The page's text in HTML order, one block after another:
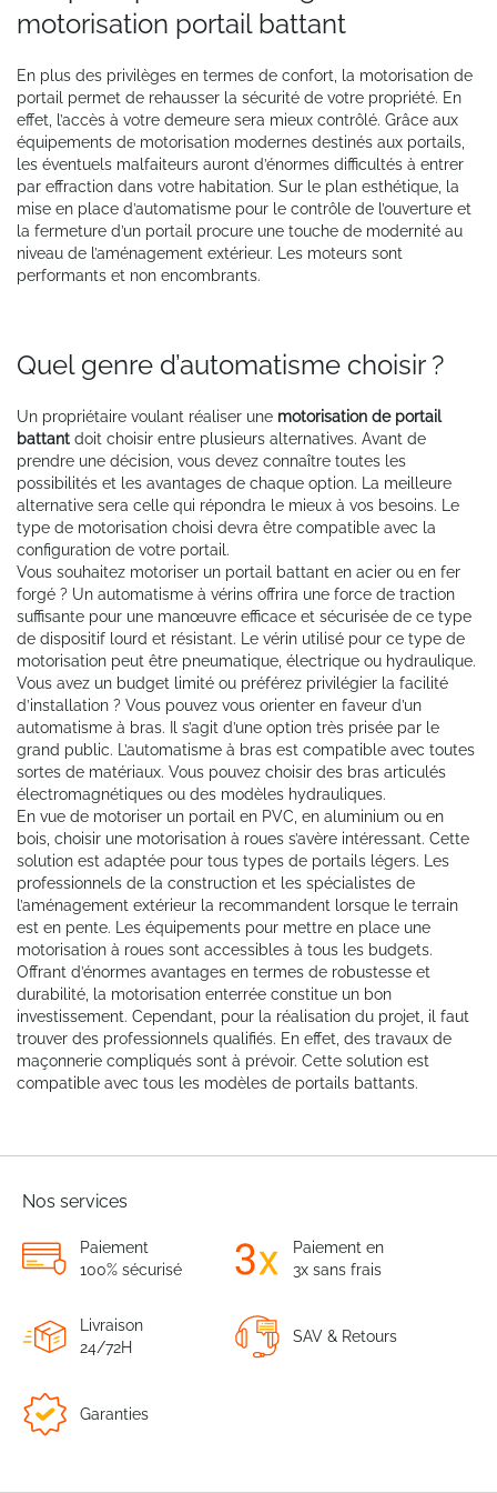
page
motorisation portail battant
En plus des privilèges en termes de confort, la motorisation de
portail permet de rehausser la sécurité de votre propriété. En
effet, l’accès à votre demeure sera mieux contrôlé. Grâce aux
équipements de motorisation modernes destinés aux portails,
les éventuels malfaiteurs auront d’énormes difficultés à entrer
par effraction dans votre habitation. Sur le plan esthétique, la
mise en place d’automatisme pour le contrôle de l’ouverture et
la fermeture d’un portail procure une touche de modernité au
niveau de l’aménagement extérieur. Les moteurs sont
performants et non encombrants.
Quel genre d’automatisme choisir ?
Un propriétaire voulant réaliser une motorisation de portail
battant doit choisir entre plusieurs alternatives. Avant de
prendre une décision, vous devez connaître toutes les
possibilités et les avantages de chaque option. La meilleure
alternative sera celle qui répondra le mieux à vos besoins. Le
type de motorisation choisi devra être compatible avec la
configuration de votre portail.
Vous souhaitez motoriser un portail battant en acier ou en fer
forgé ? Un automatisme à vérins offrira une force de traction
suffisante pour une manœuvre efficace et sécurisée de ce type
de dispositif lourd et résistant. Le vérin utilisé pour ce type de
motorisation peut être pneumatique, électrique ou hydraulique.
Vous avez un budget limité ou préférez privilégier la facilité
d’installation ? Vous pouvez vous orienter en faveur d’un
automatisme à bras. Il s’agit d’une option très prisée par le
grand public. L’automatisme à bras est compatible avec toutes
sortes de matériaux. Vous pouvez choisir des bras articulés
électromagnétiques ou des modèles hydrauliques.
En vue de motoriser un portail en PVC, en aluminium ou en
bois, choisir une motorisation à roues s’avère intéressant. Cette
solution est adaptée pour tous types de portails légers. Les
professionnels de la construction et les spécialistes de
l’aménagement extérieur la recommandent lorsque le terrain
est en pente. Les équipements pour mettre en place une
motorisation à roues sont accessibles à tous les budgets.
Offrant d’énormes avantages en termes de robustesse et
durabilité, la motorisation enterrée constitue un bon
investissement. Cependant, pour la réalisation du projet, il faut
trouver des professionnels qualifiés. En effet, des travaux de
maçonnerie compliqués sont à prévoir. Cette solution est
compatible avec tous les modèles de portails battants.
Nos services
Paiement
100% sécurisé
Paiement en
3x sans frais
Livraison
24/72H
SAV & Retours
Garanties